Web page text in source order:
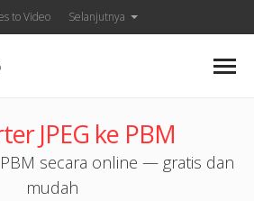
to Video Selanjutnya
JPEG ke PBM
PBM secara online — gratis dan
mudah